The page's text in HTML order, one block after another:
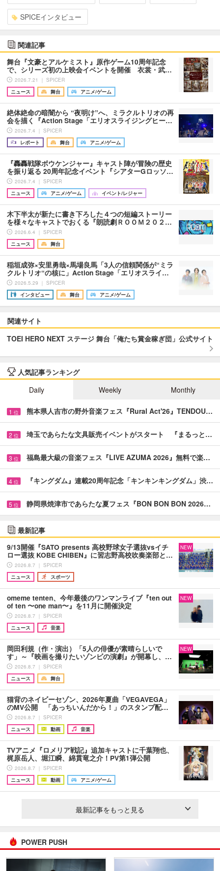
SPICEインタビュー
関連記事
舞台『文豪とアルケミスト』原作ゲーム10周年記念
で、シリーズ初の上映会イベントを開催 衣裳・武…
2026.7.21 ｜ SPICER
ニュース
舞台 アニメ/ゲーム
絶体絶命の暗闇から “夜明け”へ、ミラクルトリオの再
会を描く『Action Stage「エリオスライジングヒー…
2026.7.4 ｜ SPICER
レポート
舞台 アニメ/ゲーム
『轟轟戦隊ボウケンジャー』キャスト陣が冒険の歴史
を振り返る 20周年記念イベント『シアターGロッソ…
2026.7.4 ｜ SPICER
ニュース
アニメ/ゲーム イベント/レジャー
木下半太が新たに書き下ろした４つの短編ストーリー
を様々なキャストでおくる『朗読劇ＲＯＯＭ２０２…
2026.6.4 ｜ SPICER
ニュース
舞台
稲垣成弥×安里勇哉×馬場良馬「3人の信頼関係が“ミラ
クルトリオ“の核に」Action Stage「エリオスライ…
2026.5.29 ｜ SPICER
インタビュー
舞台 アニメ/ゲーム
関連サイト
TOEI HERO NEXT ステージ 舞台「俺たち賞金稼ぎ団」​公式サイト
人気記事ランキング
Daily
Weekly Monthly
1 位 熊本県人吉市の野外音楽フェス『Rural Act'26』TENDOU…
2 位 埼玉であらたな文具販売イベントがスタート 『まるっと…
3 位 福島最大級の音楽フェス『LIVE AZUMA 2026』無料で楽…
4 位 『キングダム』連載20周年記念「キンキンキングダム」渋…
5 位 静岡県焼津市であらたな夏フェス『BON BON BON 2026…
最新記事
9/13開催『SATO presents 高校野球女子選抜vsイチ
ロー選抜 KOBE CHIBEN』に習志野高校吹奏楽部と…
2026.8.7 ｜ SPICER
ニュース
スポーツ
NEW
omeme tenten、今年最後のワンマンライブ『ten out
of ten 〜one man〜』を11月に開催決定
2026.8.7 ｜ SPICER
ニュース
音楽
NEW
岡田利規（作・演出）「5人の俳優が素晴らしいで
す」～『映画を撮りたいゾンビの演劇』が開幕し、…
2026.8.7 ｜ SPICER
ニュース
舞台
NEW
猫背のネイビーセゾン、2026年夏曲「VEGAVEGA」
のMV公開 「あっちいんだから！」のスタンプ配…
2026.8.7 ｜ SPICER
ニュース
動画 音楽
TVアニメ『ロメリア戦記』追加キャストに千葉翔也、
梶原岳人、堀江瞬、綿貫竜之介！PV第1弾公開
2026.8.7 ｜ SPICER
ニュース
動画 アニメ/ゲーム
最新記事をもっと見る
POWER PUSH